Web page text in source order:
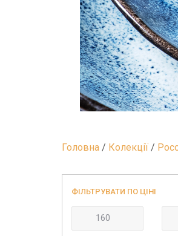
Головна / Колекції /
ФІЛЬТРУВАТИ ПО ЦІНІ